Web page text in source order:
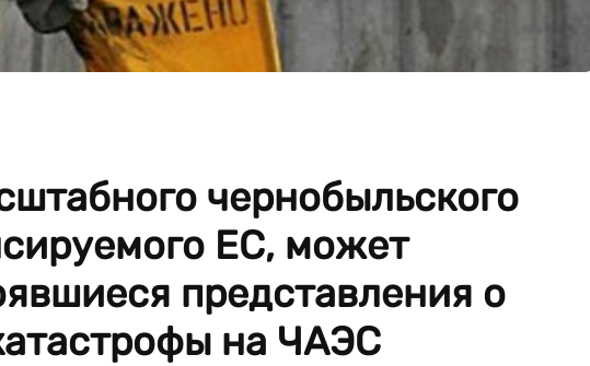
чернобыльского
ЕС, может
представления о
на ЧАЭС